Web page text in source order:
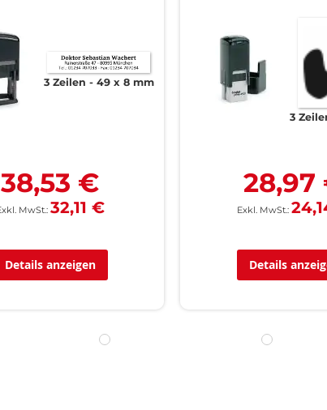
3 Zeilen 49 x 8 mm
38,53 €
32,11 €
Details anzeigen
3
28,97
Details